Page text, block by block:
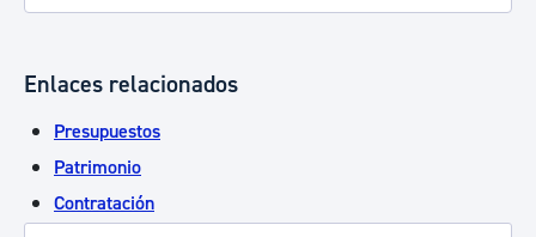
Enlaces relacionados
Presupuestos
Patrimonio
Contratación